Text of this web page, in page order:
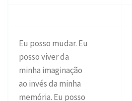
Eu posso mudar. Eu
posso viver da
minha imaginação
ao invés da minha
memória. Eu posso